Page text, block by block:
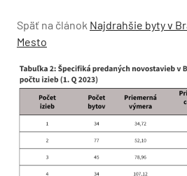
Späť na článok Najdrahšie byty v
Mesto